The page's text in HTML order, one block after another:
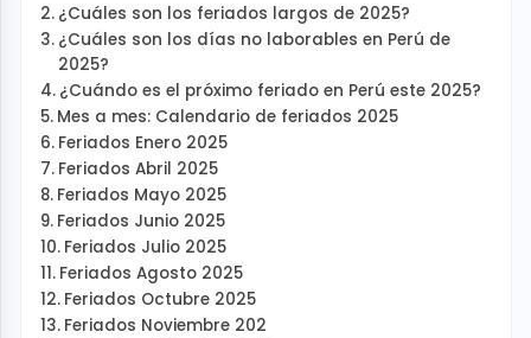
¿Cuáles son los feriados largos de 2025?
¿Cuáles son los días no laborables en Perú de
2025?
¿Cuándo es el próximo feriado en Perú este 2025?
Mes a mes: Calendario de feriados 2025
Feriados Enero 2025
Feriados Abril 2025
Feriados Mayo 2025
Feriados Junio 2025
Feriados Julio 2025
Feriados Agosto 2025
Feriados Octubre 2025
Feriados Noviembre 202